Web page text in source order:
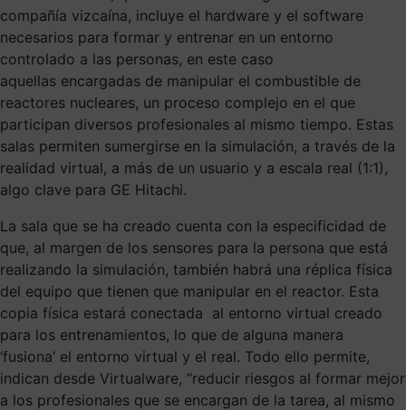
compañía vizcaína, incluye el hardware y el software
necesarios para formar y entrenar en un entorno
controlado a las personas, en este caso
aquellas encargadas de manipular el combustible de
reactores nucleares, un proceso complejo en el que
participan diversos profesionales al mismo tiempo. Estas
salas permiten sumergirse en la simulación, a través de la
realidad virtual, a más de un usuario y a escala real (1:1),
algo clave para GE Hitachi.
La sala que se ha creado cuenta con la especificidad de
que, al margen de los sensores para la persona que está
realizando la simulación, también habrá una réplica física
del equipo que tienen que manipular en el reactor. Esta
copia física estará conectada al entorno virtual creado
para los entrenamientos, lo que de alguna manera
‘fusiona’ el entorno virtual y el real. Todo ello permite,
indican desde Virtualware, “reducir riesgos al formar mejor
a los profesionales que se encargan de la tarea, al mismo